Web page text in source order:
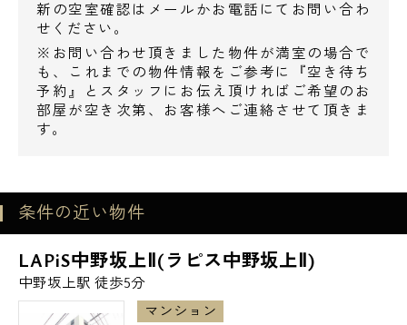
新の空室確認はメールかお電話にてお問い合わ
せください。
※お問い合わせ頂きました物件が満室の場合で
も、これまでの物件情報をご参考に『空き待ち
予約』とスタッフにお伝え頂ければご希望のお
部屋が空き次第、お客様へご連絡させて頂きま
す。
条件の近い物件
LAPiS中野坂上Ⅱ(ラピス中野坂上Ⅱ)
中野坂上駅 徒歩5分
マンション
営業時間 10：00～18：00
メールでお問い合わせ